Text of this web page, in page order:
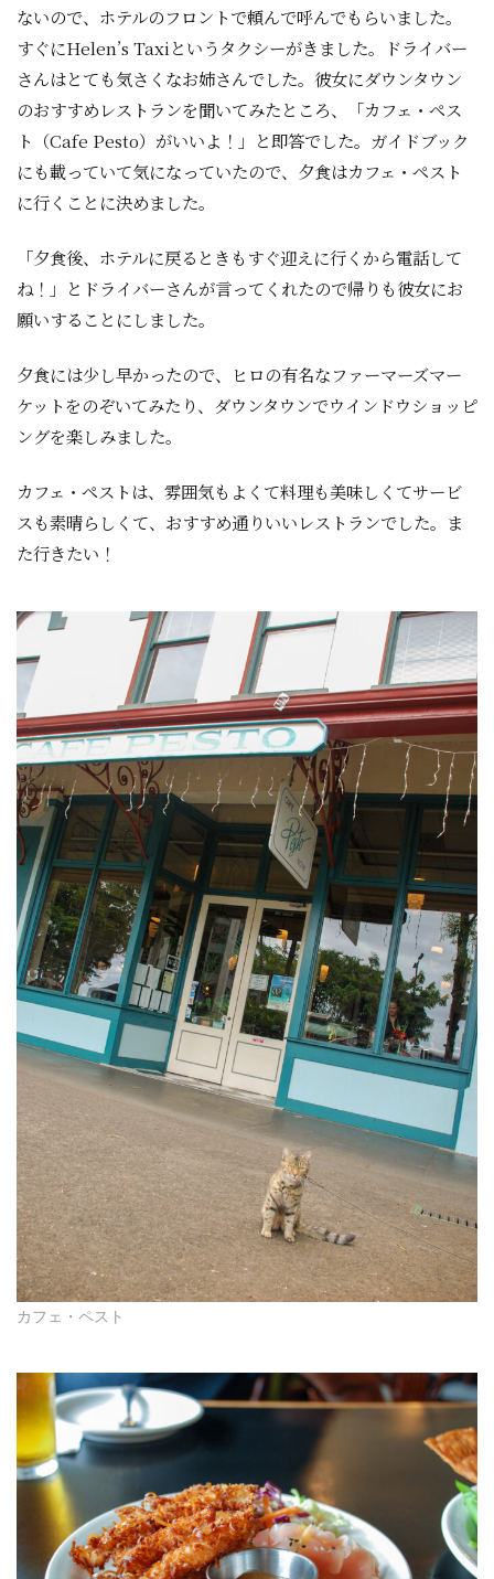
ないので、ホテルのフロントで頼んで呼んでもらいました。
すぐにHelen’s Taxiというタクシーがきました。ドライバー
さんはとても気さくなお姉さんでした。彼女にダウンタウン
のおすすめレストランを聞いてみたところ、「カフェ・ペス
ト（Cafe Pesto）がいいよ！」と即答でした。ガイドブック
にも載っていて気になっていたので、夕食はカフェ・ペスト
に行くことに決めました。
「夕食後、ホテルに戻るときもすぐ迎えに行くから電話して
ね！」とドライバーさんが言ってくれたので帰りも彼女にお
願いすることにしました。
夕食には少し早かったので、ヒロの有名なファーマーズマー
ケットをのぞいてみたり、ダウンタウンでウインドウショッピ
ングを楽しみました。
カフェ・ペストは、雰囲気もよくて料理も美味しくてサービ
スも素晴らしくて、おすすめ通りいいレストランでした。ま
た行きたい！
カフェ・ペスト